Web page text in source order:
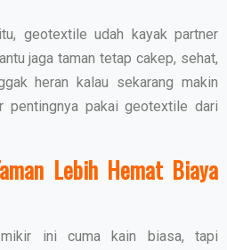
geotextile udah kayak partner
jaga taman tetap cakep, sehat,
heran kalau sekarang makin
pentingnya pakai geotextile dari
Lebih Hemat Biaya
ini cuma kain biasa, tapi